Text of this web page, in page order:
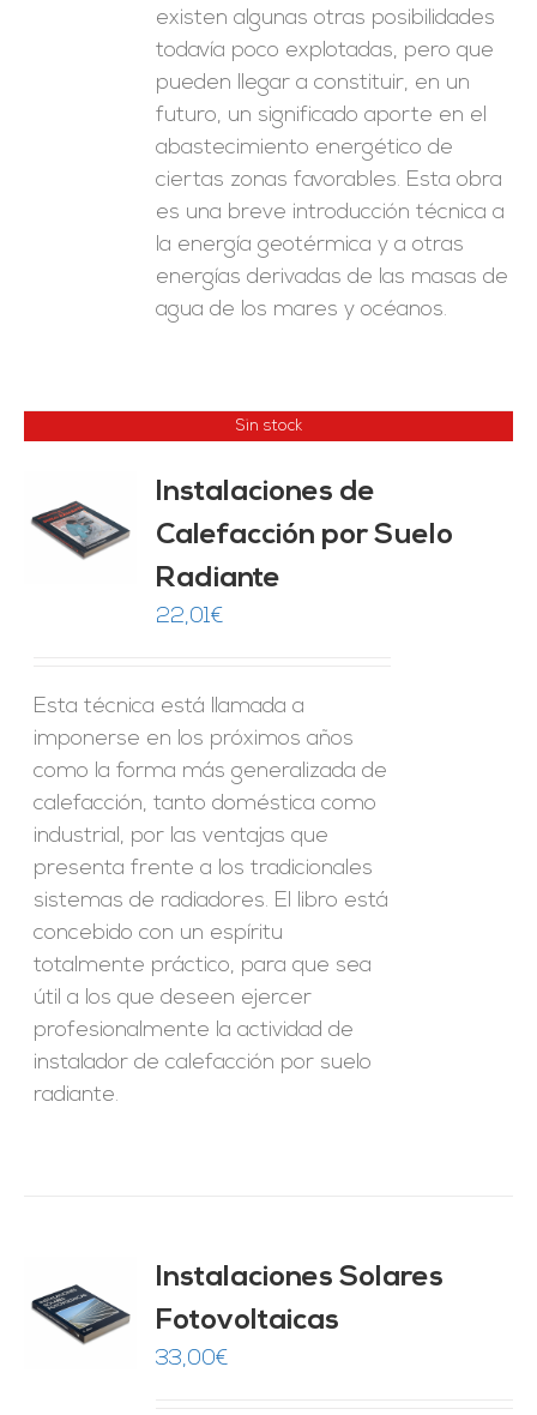
existen algunas otras posibilidades
todavía poco explotadas, pero que
pueden llegar a constituir, en un
futuro, un significado aporte en el
abastecimiento energético de
ciertas zonas favorables. Esta obra
es una breve introducción técnica a
la energía geotérmica y a otras
energías derivadas de las masas de
agua de los mares y océanos.
Sin stock
Instalaciones de
Calefacción por Suelo
Radiante
22,01€
Esta técnica está llamada a
imponerse en los próximos años
como la forma más generalizada de
calefacción, tanto doméstica como
industrial, por las ventajas que
presenta frente a los tradicionales
sistemas de radiadores. El libro está
concebido con un espíritu
totalmente práctico, para que sea
útil a los que deseen ejercer
profesionalmente la actividad de
instalador de calefacción por suelo
radiante.
Instalaciones Solares
Fotovoltaicas
33,00€